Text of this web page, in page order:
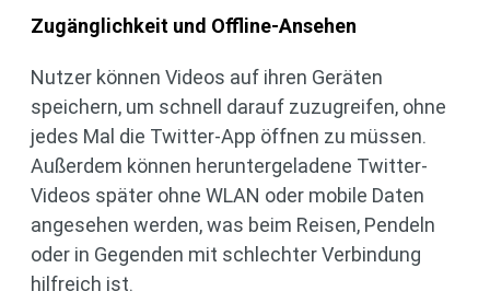
Zugänglichkeit und Offline-Ansehen
Nutzer können Videos auf ihren Geräten
speichern, um schnell darauf zuzugreifen, ohne
jedes Mal die Twitter-App öffnen zu müssen.
Außerdem können heruntergeladene Twitter-
Videos später ohne WLAN oder mobile Daten
angesehen werden, was beim Reisen, Pendeln
oder in Gegenden mit schlechter Verbindung
hilfreich ist.